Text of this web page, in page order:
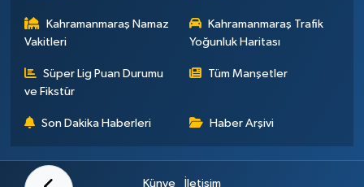
Kahramanmaraş Namaz
Vakitleri
Kahramanmaraş Trafik
Yoğunluk Haritası
Süper Lig Puan Durumu
ve Fikstür
Tüm Manşetler
Son Dakika Haberleri Haber Arşivi
Künye İletişim